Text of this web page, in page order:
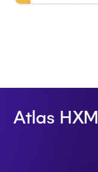
Atlas